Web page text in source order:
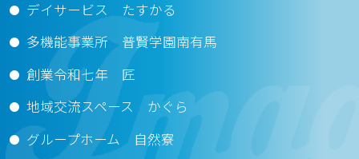
デイサービス たすかる
多機能事業所 普賢学園南有馬
創業令和七年 匠
地域交流スペース かぐら
グループホーム 自然寮